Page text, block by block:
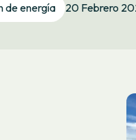
de energía 20 Febrero